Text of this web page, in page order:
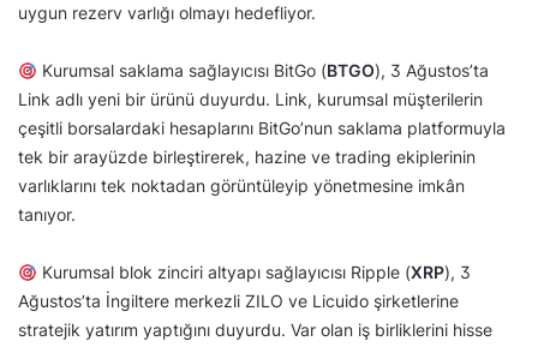
uygun rezerv varlığı olmayı hedefliyor.
Kurumsal saklama sağlayıcısı BitGo (BTGO), 3 Ağustos’ta
Link adlı yeni bir ürünü duyurdu. Link, kurumsal müşterilerin
çeşitli borsalardaki hesaplarını BitGo’nun saklama platformuyla
tek bir arayüzde birleştirerek, hazine ve trading ekiplerinin
varlıklarını tek noktadan görüntüleyip yönetmesine imkân
tanıyor.
Kurumsal blok zinciri altyapı sağlayıcısı Ripple (XRP), 3
Ağustos’ta İngiltere merkezli ZILO ve Licuido şirketlerine
stratejik yatırım yaptığını duyurdu. Var olan iş birliklerini hisse